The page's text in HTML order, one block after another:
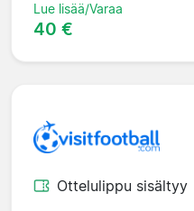
Lue lisää/Varaa
40 €
Ottelulippu sisältyy